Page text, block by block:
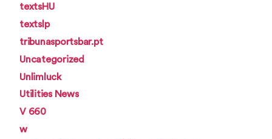
textsHU
textslp
tribunasportsbar.pt
Uncategorized
Unlimluck
Utilities News
V 660
w